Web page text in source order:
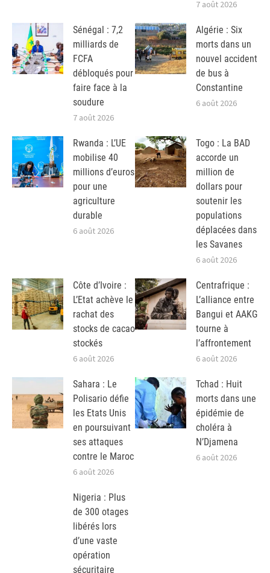
7 août 2026
Sénégal : 7,2
milliards de
FCFA
débloqués pour
faire face à la
soudure
7 août 2026
Algérie : Six
morts dans un
nouvel accident
de bus à
Constantine
6 août 2026
Rwanda : L’UE
mobilise 40
millions d’euros
pour une
agriculture
durable
6 août 2026
Togo : La BAD
accorde un
million de
dollars pour
soutenir les
populations
déplacées dans
les Savanes
6 août 2026
Côte d’Ivoire :
L’Etat achève le
rachat des
stocks de cacao
stockés
6 août 2026
Centrafrique :
L’alliance entre
Bangui et AAKG
tourne à
l’affrontement
6 août 2026
Sahara : Le
Polisario défie
les Etats Unis
en poursuivant
ses attaques
contre le Maroc
6 août 2026
Tchad : Huit
morts dans une
épidémie de
choléra à
N’Djamena
6 août 2026
Nigeria : Plus
de 300 otages
libérés lors
d’une vaste
opération
sécuritaire